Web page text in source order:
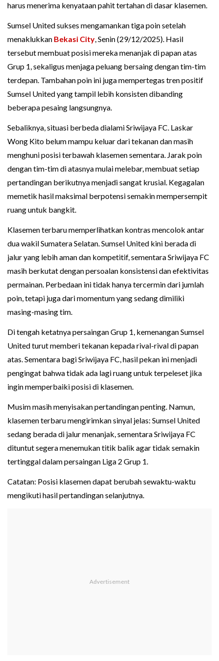
harus menerima kenyataan pahit tertahan di dasar klasemen.
Sumsel United sukses mengamankan tiga poin setelah
menaklukkan Bekasi City, Senin (29/12/2025). Hasil
tersebut membuat posisi mereka menanjak di papan atas
Grup 1, sekaligus menjaga peluang bersaing dengan tim-tim
terdepan. Tambahan poin ini juga mempertegas tren positif
Sumsel United yang tampil lebih konsisten dibanding
beberapa pesaing langsungnya.
Sebaliknya, situasi berbeda dialami Sriwijaya FC. Laskar
Wong Kito belum mampu keluar dari tekanan dan masih
menghuni posisi terbawah klasemen sementara. Jarak poin
dengan tim-tim di atasnya mulai melebar, membuat setiap
pertandingan berikutnya menjadi sangat krusial. Kegagalan
memetik hasil maksimal berpotensi semakin mempersempit
ruang untuk bangkit.
Klasemen terbaru memperlihatkan kontras mencolok antar
dua wakil Sumatera Selatan. Sumsel United kini berada di
jalur yang lebih aman dan kompetitif, sementara Sriwijaya FC
masih berkutat dengan persoalan konsistensi dan efektivitas
permainan. Perbedaan ini tidak hanya tercermin dari jumlah
poin, tetapi juga dari momentum yang sedang dimiliki
masing-masing tim.
Di tengah ketatnya persaingan Grup 1, kemenangan Sumsel
United turut memberi tekanan kepada rival-rival di papan
atas. Sementara bagi Sriwijaya FC, hasil pekan ini menjadi
pengingat bahwa tidak ada lagi ruang untuk terpeleset jika
ingin memperbaiki posisi di klasemen.
Musim masih menyisakan pertandingan penting. Namun,
klasemen terbaru mengirimkan sinyal jelas: Sumsel United
sedang berada di jalur menanjak, sementara Sriwijaya FC
dituntut segera menemukan titik balik agar tidak semakin
tertinggal dalam persaingan Liga 2 Grup 1.
Catatan: Posisi klasemen dapat berubah sewaktu-waktu
mengikuti hasil pertandingan selanjutnya.